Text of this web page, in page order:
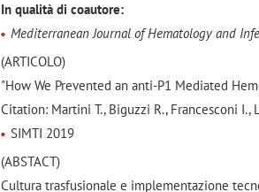
In qualità di coautore:
Mediterranean Journal of Hematology and
(ARTICOLO)
"How We Prevented an anti-P1 Mediated
Citation: Martini T., Biguzzi R., Francesconi I.,
SIMTI 2019
(ABSTACT)
Cultura trasfusionale e implementazione